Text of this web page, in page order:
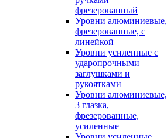
фрезерованный
Уровни алюминиевые,
фрезерованные, с
линейкой
Уровни усиленные с
ударопрочными
заглушками и
рукоятками
Уровни алюминиевые,
3 глазка,
фрезерованные,
усиленные